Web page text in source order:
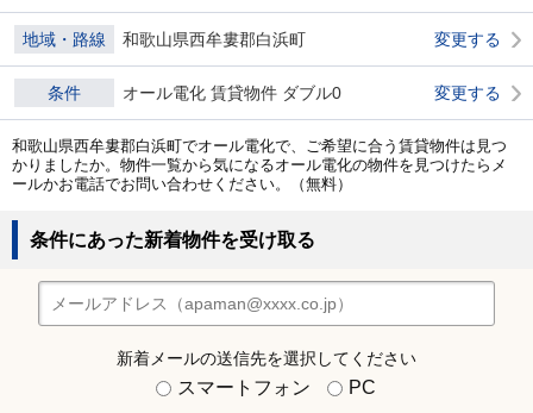
地域・路線 和歌山県西牟婁郡白浜町 変更する
条件 オール電化 賃貸物件 ダブル0 変更する
和歌山県西牟婁郡白浜町でオール電化で、ご希望に合う賃貸物件は見つ
かりましたか。物件一覧から気になるオール電化の物件を見つけたらメ
ールかお電話でお問い合わせください。（無料）
条件にあった新着物件を受け取る
新着メールの送信先を選択してください
スマートフォン PC